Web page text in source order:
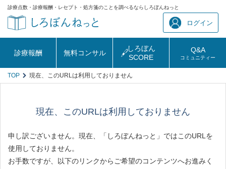
診療点数・診療報酬・レセプト・処方箋のことを調べるならしろぼんねっと
ログイン
診療報酬 無料コンサル
しろぼん
SCORE
Q&A
コミュニティー
TOP 現在、このURLは利用しておりません
現在、このURLは利用しておりません
申し訳ございません。現在、「しろぼんねっと」ではこのURLを
使用しておりません。
お手数ですが、以下のリンクからご希望のコンテンツへお進みく